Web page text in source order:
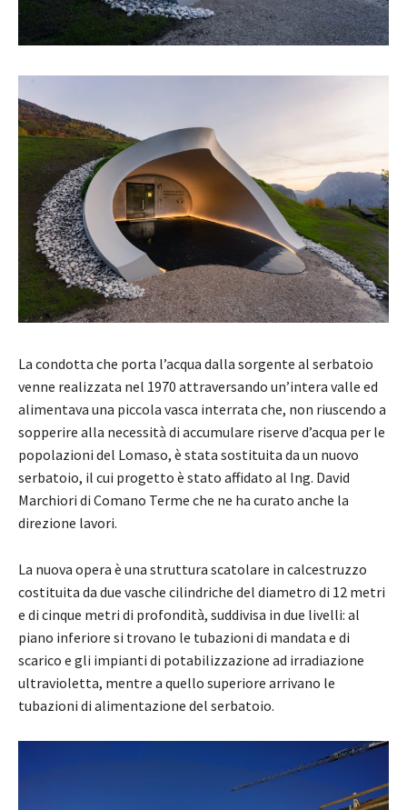
La condotta che porta l’acqua dalla sorgente al serbatoio
venne realizzata nel 1970 attraversando un’intera valle ed
alimentava una piccola vasca interrata che, non riuscendo a
sopperire alla necessità di accumulare riserve d’acqua per le
popolazioni del Lomaso, è stata sostituita da un nuovo
serbatoio, il cui progetto è stato affidato al Ing. David
Marchiori di Comano Terme che ne ha curato anche la
direzione lavori.
La nuova opera è una struttura scatolare in calcestruzzo
costituita da due vasche cilindriche del diametro di 12 metri
e di cinque metri di profondità, suddivisa in due livelli: al
piano inferiore si trovano le tubazioni di mandata e di
scarico e gli impianti di potabilizzazione ad irradiazione
ultravioletta, mentre a quello superiore arrivano le
tubazioni di alimentazione del serbatoio.